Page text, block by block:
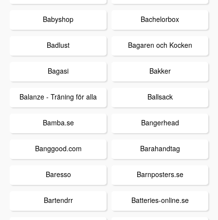
Babyshop Bachelorbox
Badlust Bagaren och Kocken
Bagasi Bakker
Balanze - Träning för alla Ballsack
Bamba.se Bangerhead
Banggood.com Barahandtag
Baresso Barnposters.se
Bartendrr Batteries-online.se